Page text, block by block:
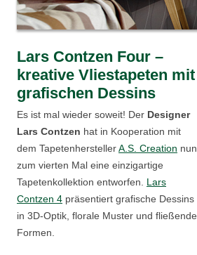
Lars Contzen Four –
kreative Vliestapeten mit
grafischen Dessins
Es ist mal wieder soweit! Der Designer
Lars Contzen hat in Kooperation mit
dem TapetenherstellerA.S. Creation nun
zum vierten Mal eine einzigartige
Tapetenkollektion entworfen. Lars
Contzen 4 präsentiert grafische Dessins
in 3D-Optik, florale Muster und fließende
Formen.